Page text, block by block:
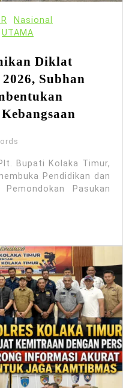
Nasional
UTAMA
Diklat
Subhan
Bupati Kolaka Timur,
Pendidikan dan
Pasukan